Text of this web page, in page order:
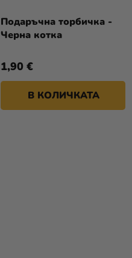
Подаръчна торбичка -
Черна котка
1,90 €
В КОЛИЧКАТА